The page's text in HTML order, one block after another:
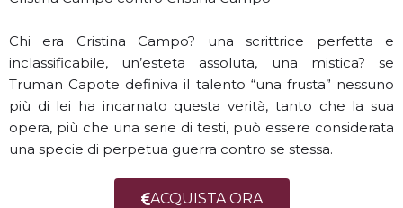
Chi era Cristina Campo? una scrittrice perfetta e
inclassificabile, un’esteta assoluta, una mistica? se
Truman Capote definiva il talento “una frusta” nessuno
più di lei ha incarnato questa verità, tanto che la sua
opera, più che una serie di testi, può essere considerata
una specie di perpetua guerra contro se stessa.
ACQUISTA ORA